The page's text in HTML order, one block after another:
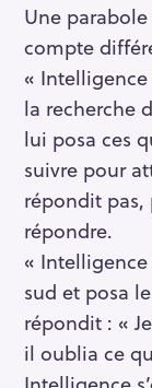
Une
compte
«
la recherche
lui posa ces
suivre pour
répondit pas,
répondre.
«
sud et posa
répondit : «
il oublia ce